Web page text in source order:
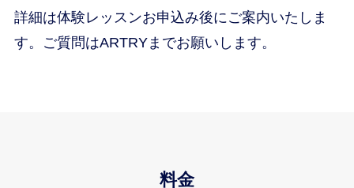
詳細は体験レッスンお申込み後にご案内いたしま
す。ご質問はARTRYまでお願いします。
料金